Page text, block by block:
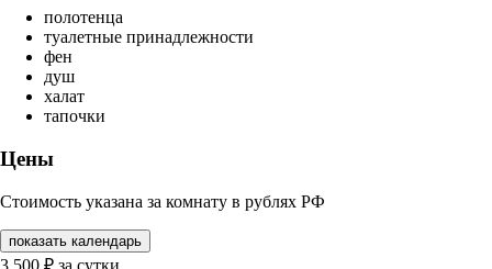
полотенца
туалетные принадлежности
фен
душ
халат
тапочки
Цены
Стоимость указана за комнату в рублях РФ
показать календарь
3 500 ₽ за сутки